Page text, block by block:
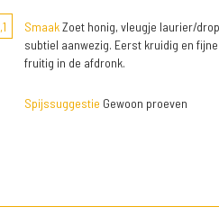
SmaakZoet honig, vleugje laurier/
subtiel aanwezig. Eerst kruidig en
fruitig in de afdronk.
Spijssuggestie Gewoon proeven